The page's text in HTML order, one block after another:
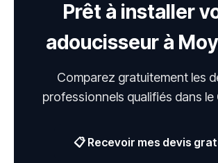
Prêt à installer
adoucisseur à
Comparez gratuitement les
professionnels qualifiés dans le
📋 Recevoir mes devis